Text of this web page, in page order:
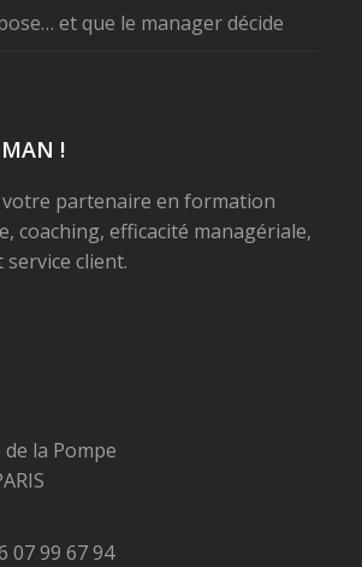
et que le manager décide
!
votre partenaire en formation
coaching, efficacité managériale,
service client.
de la Pompe
07 99 67 94